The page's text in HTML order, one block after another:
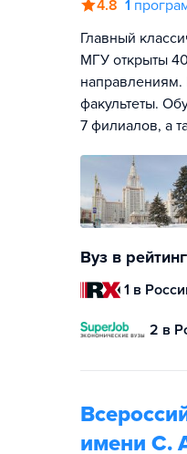
4.8 1
Главный
МГУ открыты
направлениям.
факультеты.
7 филиалов, а
Вуз в
1 в
2 в
имени С.